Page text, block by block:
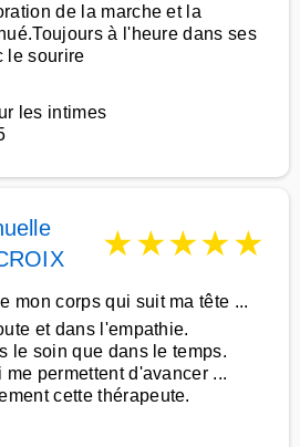
de la marche et la
à l'heure dans ses
le sourire
les intimes
★★★★★
mon corps qui suit ma tête ...
et dans l'empathie.
le soin que dans le temps.
permettent d'avancer ...
cette thérapeute.